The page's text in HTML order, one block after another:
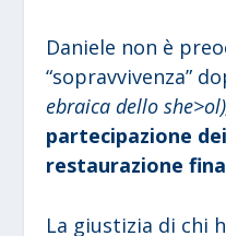
Daniele non è
“sopravvivenza”
ebraica dello
partecipazione
restaurazione
La giustizia di chi